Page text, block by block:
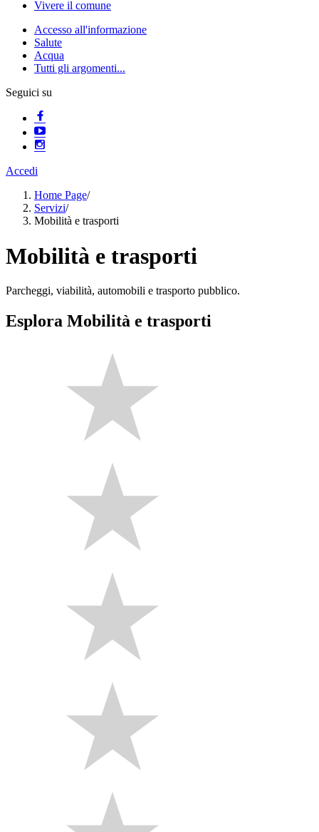
Vivere il comune
Accesso all'informazione
Salute
Acqua
Tutti gli argomenti...
Seguici su
Accedi
Home Page/
Servizi/
Mobilità e trasporti
Mobilità e trasporti
Parcheggi, viabilità, automobili e trasporto pubblico.
Esplora Mobilità e trasporti